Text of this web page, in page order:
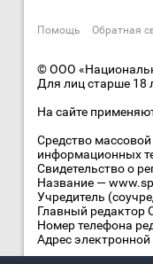
Помощь Обратная
© ООО
Для лиц старше 18
На сайте
Средство
информационных
Свидетельство о
Название —
Учредитель
Главный редактор
Номер телефона
Адрес